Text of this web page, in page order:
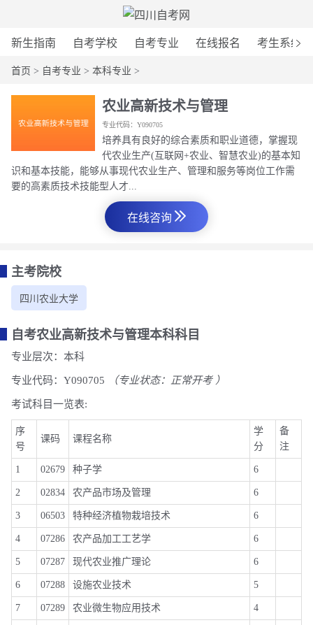
新生指南 自考学校 自考专业 在线报名 考生系统
首页 > 自考专业 > 本科专业 >
农业高新技术与管理
专业代码：Y090705
培养具有良好的综合素质和职业道德，掌握现
代农业生产(互联网+农业、智慧农业)的基本知
识和基本技能，能够从事现代农业生产、管理和服务等岗位工作需
要的高素质技术技能型人才...
在线咨询
主考院校
四川农业大学
自考农业高新技术与管理本科科目
专业层次：本科
专业代码：Y090705 （专业状态：正常开考 ）
考试科目一览表:
序
号
课码 课程名称
学
分
备
注
1 02679 种子学 6
2 02834 农产品市场及管理 6
3 06503 特种经济植物栽培技术 6
4 07286 农产品加工工艺学 6
5 07287 现代农业推广理论 6
6 07288 设施农业技术 5
7 07289 农业微生物应用技术 4